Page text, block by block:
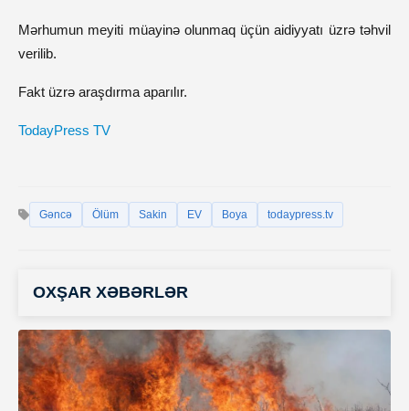
Mərhumun meyiti müayinə olunmaq üçün aidiyyatı üzrə təhvil
verilib.
Fakt üzrə araşdırma aparılır.
TodayPress TV
Gəncə Ölüm Sakin EV Boya todaypress.tv
OXŞAR XƏBƏRLƏR